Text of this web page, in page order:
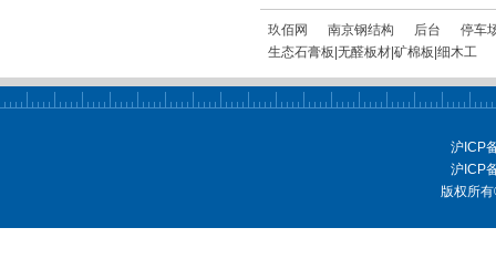
玖佰网 南京钢结构 后台
停车
生态石膏板|无醛板材|矿棉板|细木工
沪ICP
沪ICP
版权所